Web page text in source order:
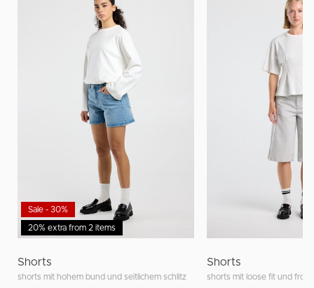
20% extra from 2 items
Sale - 30%
Shorts
shorts mit hohem bund und seitlichem schlitz
Shorts
shorts mit loose fit und